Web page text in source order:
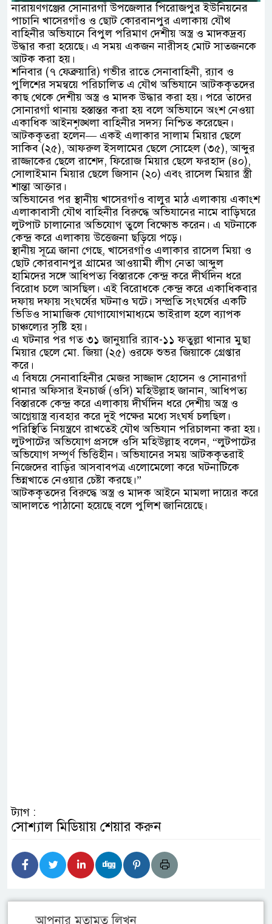
নদীতে যৌথ অভিযানে ৩টি অবৈধ বাঁধা জাল জব্দ
নারায়ণগঞ্জের সোনারগাঁ উপজেলার পিরোজপুর ইউনিয়নের
পাচানি খাসেরগাঁও ও ছোট কোরবানপুর এলাকায় যৌথ
বাহিনীর অভিযানে বিপুল পরিমাণ দেশীয় অস্ত্র ও মাদকদ্রব্য
উদ্ধার করা হয়েছে। এ সময় একজন নারীসহ মোট সাতজনকে
আটক করা হয়।
শনিবার (৭ ফেব্রুয়ারি) গভীর রাতে সেনাবাহিনী, র‍্যাব ও
পুলিশের সমন্বয়ে পরিচালিত এ যৌথ অভিযানে আটককৃতদের
কাছ থেকে দেশীয় অস্ত্র ও মাদক উদ্ধার করা হয়। পরে তাদের
সোনারগাঁ থানায় হস্তান্তর করা হয় বলে অভিযানে অংশ নেওয়া
একাধিক আইনশৃঙ্খলা বাহিনীর সদস্য নিশ্চিত করেছেন।
আটককৃতরা হলেন— একই এলাকার সালাম মিয়ার ছেলে
সাকিব (২৫), আফরুল ইসলামের ছেলে সোহেল (৩৫), আব্দুর
রাজ্জাকের ছেলে রাশেদ, ফিরোজ মিয়ার ছেলে ফরহাদ (৪০),
সোলাইমান মিয়ার ছেলে জিসান (২০) এবং রাসেল মিয়ার স্ত্রী
শান্তা আক্তার।
অভিযানের পর স্থানীয় খাসেরগাঁও বালুর মাঠ এলাকায় একাংশ
এলাকাবাসী যৌথ বাহিনীর বিরুদ্ধে অভিযানের নামে বাড়িঘরে
লুটপাট চালানোর অভিযোগ তুলে বিক্ষোভ করেন। এ ঘটনাকে
কেন্দ্র করে এলাকায় উত্তেজনা ছড়িয়ে পড়ে।
স্থানীয় সূত্রে জানা গেছে, খাসেরগাঁও এলাকার রাসেল মিয়া ও
ছোট কোরবানপুর গ্রামের আওয়ামী লীগ নেতা আব্দুল
হামিদের সঙ্গে আধিপত্য বিস্তারকে কেন্দ্র করে দীর্ঘদিন ধরে
বিরোধ চলে আসছিল। এই বিরোধকে কেন্দ্র করে একাধিকবার
দফায় দফায় সংঘর্ষের ঘটনাও ঘটে। সম্প্রতি সংঘর্ষের একটি
ভিডিও সামাজিক যোগাযোগমাধ্যমে ভাইরাল হলে ব্যাপক
চাঞ্চল্যের সৃষ্টি হয়।
এ ঘটনার পর গত ৩১ জানুয়ারি র‍্যাব-১১ ফতুল্লা থানার মুছা
মিয়ার ছেলে মো. জিয়া (২৫) ওরফে শুভর জিয়াকে গ্রেপ্তার
করে।
এ বিষয়ে সেনাবাহিনীর মেজর সাজ্জাদ হোসেন ও সোনারগাঁ
থানার অফিসার ইনচার্জ (ওসি) মহিউল্লাহ জানান, আধিপত্য
বিস্তারকে কেন্দ্র করে এলাকায় দীর্ঘদিন ধরে দেশীয় অস্ত্র ও
আগ্নেয়াস্ত্র ব্যবহার করে দুই পক্ষের মধ্যে সংঘর্ষ চলছিল।
পরিস্থিতি নিয়ন্ত্রণে রাখতেই যৌথ অভিযান পরিচালনা করা হয়।
লুটপাটের অভিযোগ প্রসঙ্গে ওসি মহিউল্লাহ বলেন, “লুটপাটের
অভিযোগ সম্পূর্ণ ভিত্তিহীন। অভিযানের সময় আটককৃতরাই
নিজেদের বাড়ির আসবাবপত্র এলোমেলো করে ঘটনাটিকে
ভিন্নখাতে নেওয়ার চেষ্টা করছে।”
আটককৃতদের বিরুদ্ধে অস্ত্র ও মাদক আইনে মামলা দায়ের করে
আদালতে পাঠানো হয়েছে বলে পুলিশ জানিয়েছে।
ট্যাগ :
সোশ্যাল মিডিয়ায় শেয়ার করুন
আপনার মতামত লিখুন